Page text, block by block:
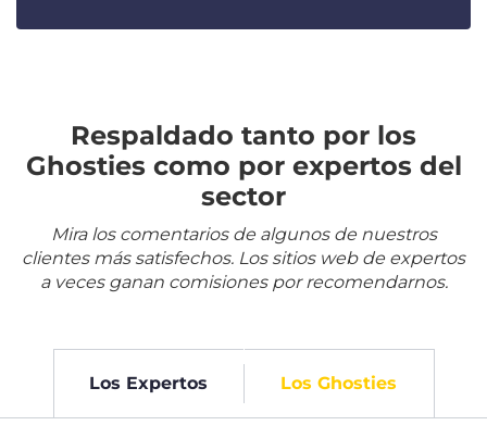
Respaldado tanto por los
Ghosties como por expertos del
sector
Mira los comentarios de algunos de nuestros
clientes más satisfechos. Los sitios web de expertos
a veces ganan comisiones por recomendarnos.
Los Expertos Los Ghosties